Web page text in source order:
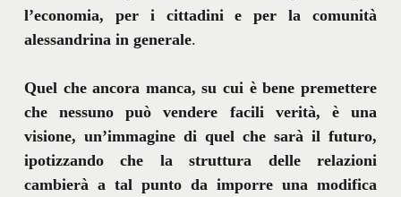
l’economia, per i cittadini e per la comunità
alessandrina in generale.
Quel che ancora manca, su cui è bene premettere
che nessuno può vendere facili verità, è una
visione, un’immagine di quel che sarà il futuro,
ipotizzando che la struttura delle relazioni
cambierà a tal punto da imporre una modifica